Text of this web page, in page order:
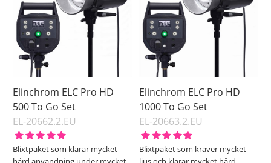
Elinchrom ELC Pro HD
500 To Go Set
EL-20662.2.EU
Blixtpaket som klarar mycket
Elinchrom ELC Pro HD
1000 To Go Set
EL-20663.2.EU
Blixtpaket som kräver mycket